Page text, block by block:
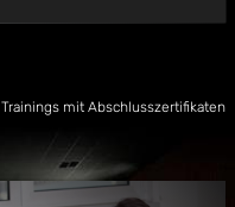
Trainings mit Abschlusszertifikaten